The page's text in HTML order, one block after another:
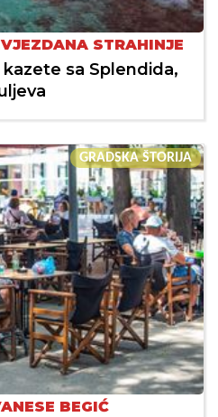
STRAHINJE
sa Splendida,
GRADSKA ŠTORIJA
BEGIĆ